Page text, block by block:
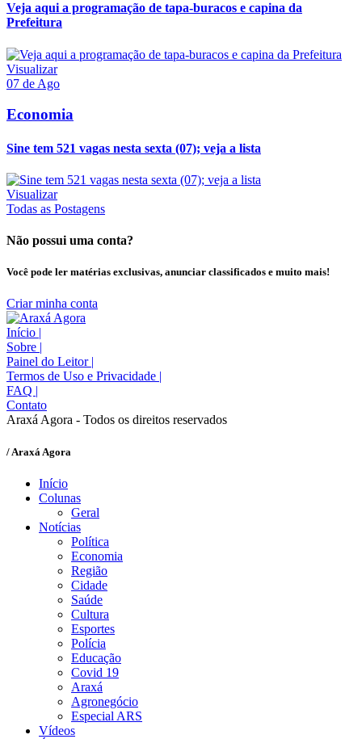
Veja aqui a programação de tapa-buracos e capina da
Prefeitura
Visualizar
07 de Ago
Economia
Sine tem 521 vagas nesta sexta (07); veja a lista
Visualizar
Todas as Postagens
Não possui uma conta?
Você pode ler matérias exclusivas, anunciar classificados e muito mais!
Criar minha conta
Início |
Sobre |
Painel do Leitor |
Termos de Uso e Privacidade |
FAQ |
Contato
Araxá Agora - Todos os direitos reservados
/ Araxá Agora
Início
Colunas
Geral
Notícias
Política
Economia
Região
Cidade
Saúde
Cultura
Esportes
Polícia
Educação
Covid 19
Araxá
Agronegócio
Especial ARS
Vídeos